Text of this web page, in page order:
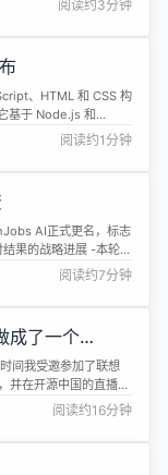
次最狠的牌不是跑
Pro 任务中，
阅读约3分钟
、HTML 和 CSS 构
基于 Node.js 和
和许多其他应用程序使
和 Linux，可
。 Electron v43.1.0 现
阅读约1分钟
AI正式更名，标志
果的战略进展 -本轮融
Investment领投 加利福
为全球企业提供人才
阅读约7分钟
成了一个
联想天禧AI技
间我受邀参加了联想
并在开源中国的直播里
沉淀出来的 Skill：离职
）。 本篇文章
苍穹共创计划的经
阅读约16分钟